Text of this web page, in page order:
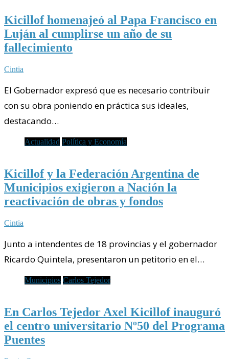
Kicillof homenajeó al Papa Francisco en
Luján al cumplirse un año de su
fallecimiento
Cintia
El Gobernador expresó que es necesario contribuir
con su obra poniendo en práctica sus ideales,
destacando…
Actualidad Política y Economía
Kicillof y la Federación Argentina de
Municipios exigieron a Nación la
reactivación de obras y fondos
Cintia
Junto a intendentes de 18 provincias y el gobernador
Ricardo Quintela, presentaron un petitorio en el…
Municipios Carlos Tejedor
En Carlos Tejedor Axel Kicillof inauguró
el centro universitario Nº50 del Programa
Puentes